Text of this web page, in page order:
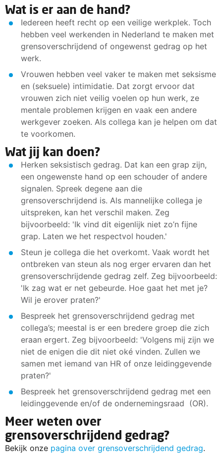
Wat is er aan de hand?
Iedereen heeft recht op een veilige werkplek. Toch
hebben veel werkenden in Nederland te maken met
grensoverschrijdend of ongewenst gedrag op het
werk.
Vrouwen hebben veel vaker te maken met seksisme
en (seksuele) intimidatie. Dat zorgt ervoor dat
vrouwen zich niet veilig voelen op hun werk, ze
mentale problemen krijgen en vaak een andere
werkgever zoeken. Als collega kan je helpen om dat
te voorkomen.
Wat jij kan doen?
Herken seksistisch gedrag. Dat kan een grap zijn,
een ongewenste hand op een schouder of andere
signalen. Spreek degene aan die
grensoverschrijdend is. Als mannelijke collega je
uitspreken, kan het verschil maken. Zeg
bijvoorbeeld: 'Ik vind dit eigenlijk niet zo’n fijne
grap. Laten we het respectvol houden.'
Steun je collega die het overkomt. Vaak wordt het
ontbreken van steun als nog erger ervaren dan het
grensoverschrijdende gedrag zelf. Zeg bijvoorbeeld:
'Ik zag wat er net gebeurde. Hoe gaat het met je?
Wil je erover praten?'
Bespreek het grensoverschrijdend gedrag met
collega’s; meestal is er een bredere groep die zich
eraan ergert. Zeg bijvoorbeeld: 'Volgens mij zijn we
niet de enigen die dit niet oké vinden. Zullen we
samen met iemand van HR of onze leidinggevende
praten?'
Bespreek het grensoverschrijdend gedrag met een
leidinggevende en/of de ondernemingsraad (OR).
Meer weten over
grensoverschrijdend gedrag?
Bekijk onze pagina over grensoverschrijdend gedrag.